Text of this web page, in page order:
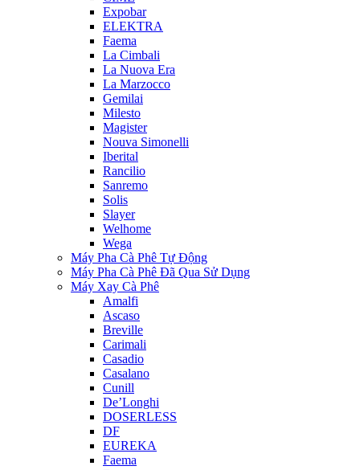
Expobar
ELEKTRA
Faema
La Cimbali
La Nuova Era
La Marzocco
Gemilai
Milesto
Magister
Nouva Simonelli
Iberital
Rancilio
Sanremo
Solis
Slayer
Welhome
Wega
Máy Pha Cà Phê Tự Động
Máy Pha Cà Phê Đã Qua Sử Dụng
Máy Xay Cà Phê
Amalfi
Ascaso
Breville
Carimali
Casadio
Casalano
Cunill
De’Longhi
DOSERLESS
DF
EUREKA
Faema